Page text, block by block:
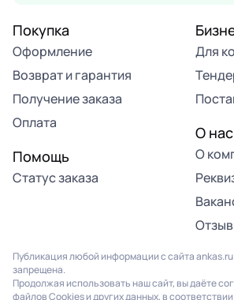
Покупка
Оформление
Возврат и гарантия
Получение заказа
Оплата
Помощь
Статус заказа
Для
О нас
О
Публикация любой информации с сайта
запрещена.
Продолжая использовать наш сайт, вы даёте
файлов Cookies и других данных, в соответствии